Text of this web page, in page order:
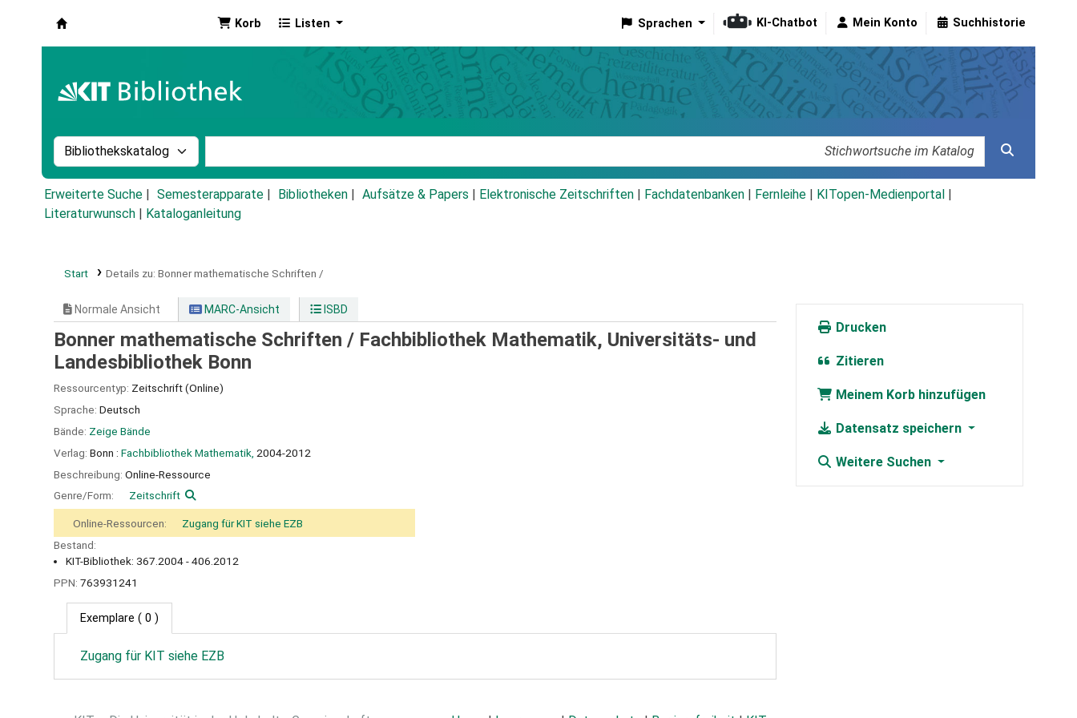
Korb Listen Sprachen KI-Chatbot Mein Konto Suchhistorie
Suche im Katalog nach:
Erweiterte Suche Semesterapparate Bibliotheken Aufsätze & Papers Elektronische Zeitschriften Fachdatenbanken Fernleihe KITopen-Medienportal
Literaturwunsch
Kataloganleitung
Start Details zu: Bonner mathematische Schriften /
Normale Ansicht MARC-Ansicht ISBD
Bonner mathematische Schriften / Fachbibliothek Mathematik, Universitäts- und
Landesbibliothek Bonn
Ressourcentyp: Zeitschrift (Online)
Sprache: Deutsch
Bände: Zeige Bände
Verlag: Bonn : Fachbibliothek Mathematik, 2004-2012
Beschreibung: Online-Ressource
Genre/Form:
Zeitschrift
Online-Ressourcen:
Zugang für KIT siehe EZB
Bestand:
KIT-Bibliothek: 367.2004 - 406.2012
PPN: 763931241
Exemplare ( 0 )
Zugang für KIT siehe EZB
Drucken
Zitieren
Meinem Korb hinzufügen
Datensatz speichern
Weitere Suchen